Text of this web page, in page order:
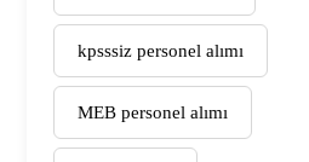
kpsssiz personel alımı
MEB personel alımı